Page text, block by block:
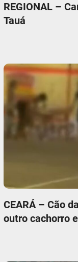
REGIONAL –
Tauá
CEARÁ – Cão
outro cachorro